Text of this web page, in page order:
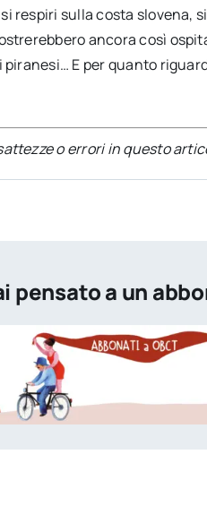
respiri sulla costa slovena,
ancora così
E per quanto
o errori in questo
pensato a un